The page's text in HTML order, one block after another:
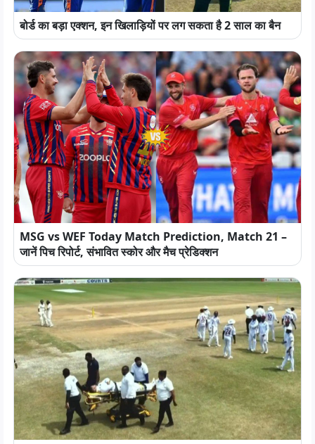
बोर्ड का बड़ा एक्शन, इन खिलाड़ियों पर लग सकता है 2 साल का बैन
MSG vs WEF Today Match Prediction, Match 21 –
जानें पिच रिपोर्ट, संभावित स्कोर और मैच प्रेडिक्शन